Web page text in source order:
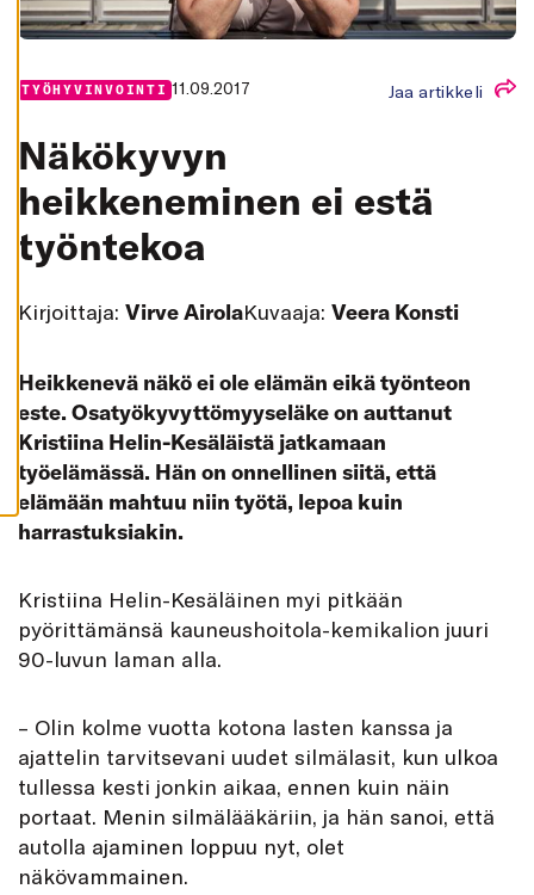
K
A
K
I
Y
S
K
T
E
E
T
TYÖHYVINVOINTI 11.09.2017 Jaa artikkeli
Näkökyvyn
heikkeneminen ei estä
työntekoa
Kirjoittaja: Virve AirolaKuvaaja: Veera Konsti
Heikkenevä näkö ei ole elämän eikä työnteon
este. Osatyökyvyttömyyseläke on auttanut
Kristiina Helin-Kesäläistä jatkamaan
työelämässä. Hän on onnellinen siitä, että
elämään mahtuu niin työtä, lepoa kuin
harrastuksiakin.
Kristiina Helin-Kesäläinen myi pitkään
pyörittämänsä kauneushoitola-kemikalion juuri
90-luvun laman alla.
– Olin kolme vuotta kotona lasten kanssa ja
ajattelin tarvitsevani uudet silmälasit, kun ulkoa
tullessa kesti jonkin aikaa, ennen kuin näin
portaat. Menin silmälääkäriin, ja hän sanoi, että
autolla ajaminen loppuu nyt, olet
näkövammainen.